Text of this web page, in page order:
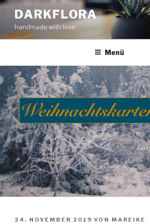
Zum
Inhalt
springen
DARKFLORA
handmade with love
Menü
VERÖFFENTLICHT
24. NOVEMBER 2019 VON MAREIKE